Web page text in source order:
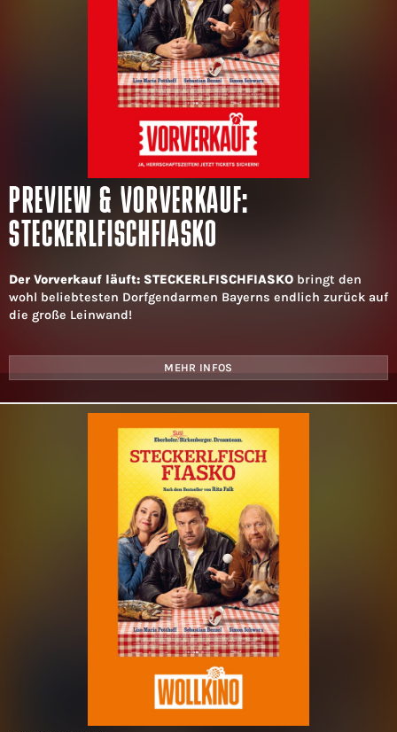
PREVIEW & VORVERKAUF:
STECKERLFISCHFIASKO
Der Vorverkauf läuft: STECKERLFISCHFIASKO bringt den
wohl beliebtesten Dorfgendarmen Bayerns endlich zurück auf
die große Leinwand!
MEHR INFOS